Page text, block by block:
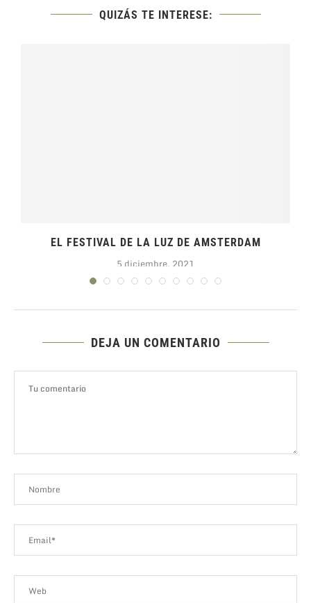
QUIZÁS TE INTERESE:
EL FESTIVAL DE LA LUZ DE AMSTERDAM
5 diciembre, 2021
DEJA UN COMENTARIO